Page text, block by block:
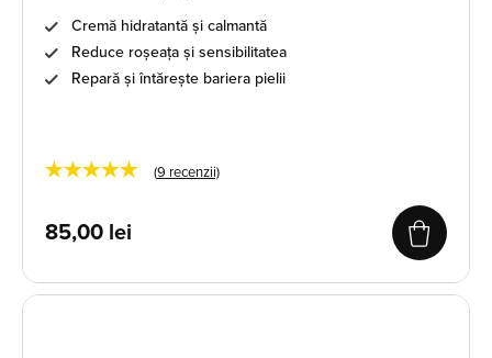
Cremă hidratantă și calmantă
Reduce roșeața și sensibilitatea
Repară și întărește bariera pielii
★★★★★ (9 recenzii)
85,00 lei